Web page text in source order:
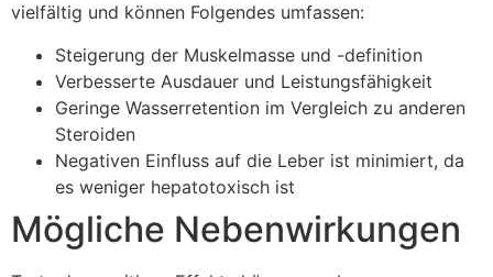
vielfältig und können Folgendes umfassen:
Steigerung der Muskelmasse und -definition
Verbesserte Ausdauer und Leistungsfähigkeit
Geringe Wasserretention im Vergleich zu anderen
Steroiden
Negativen Einfluss auf die Leber ist minimiert, da
es weniger hepatotoxisch ist
Mögliche Nebenwirkungen